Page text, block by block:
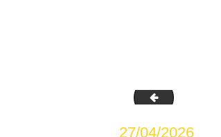
Jelovnici
27/04/2026